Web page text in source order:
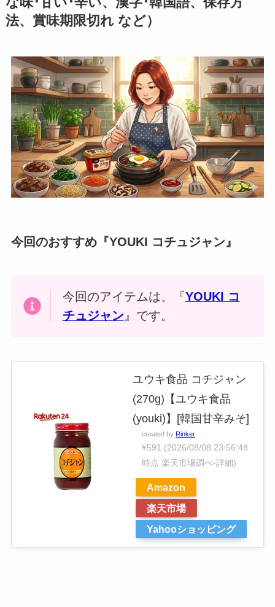
法、賞味期限切れ など）
今回のおすすめ『YOUKI コチュジャン』
今回のアイテムは、『YOUKI コ
チュジャン 』です。
ユウキ食品 コチジャン
(270g)【ユウキ食品
(youki)】[韓国甘辛みそ]
created by Rinker
¥591 (2026/08/08 23:56:48
時点 楽天市場調べ-詳細)
Amazon
楽天市場
Yahooショッピング